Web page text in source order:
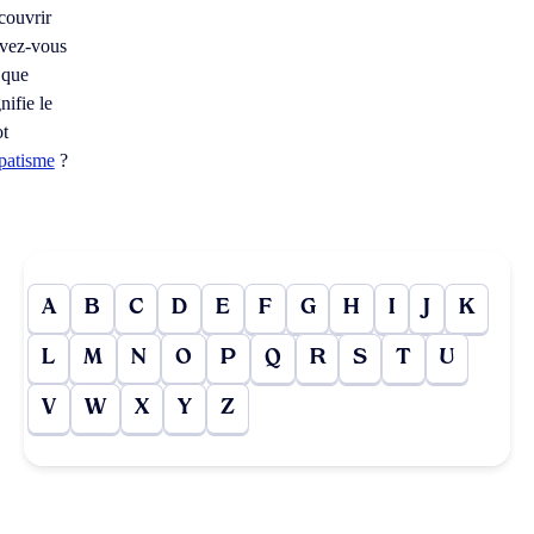
vous
le
?
A B C D E F G H I J K
L M N O P Q R S T U
V W X Y Z